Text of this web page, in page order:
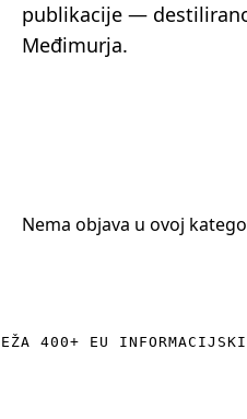
Linkovi
publikacije —
Međimurja.
Nema objava u ovoj
400+ EU